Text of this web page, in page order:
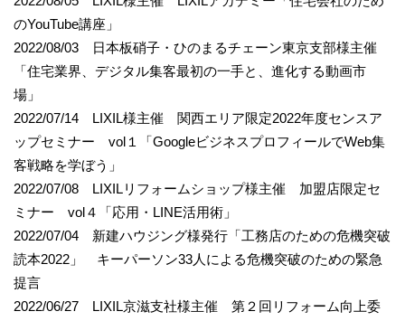
のYouTube講座」
2022/08/03 日本板硝子・ひのまるチェーン東京支部様主催
「住宅業界、デジタル集客最初の一手と、進化する動画市
場」
2022/07/14 LIXIL様主催 関西エリア限定2022年度センスア
ップセミナー vol１「GoogleビジネスプロフィールでWeb集
客戦略を学ぼう」
2022/07/08 LIXILリフォームショップ様主催 加盟店限定セ
ミナー vol４「応用・LINE活用術」
2022/07/04 新建ハウジング様発行「工務店のための危機突破
読本2022」 キーパーソン33人による危機突破のための緊急
提言
2022/06/27 LIXIL京滋支社様主催 第２回リフォーム向上委